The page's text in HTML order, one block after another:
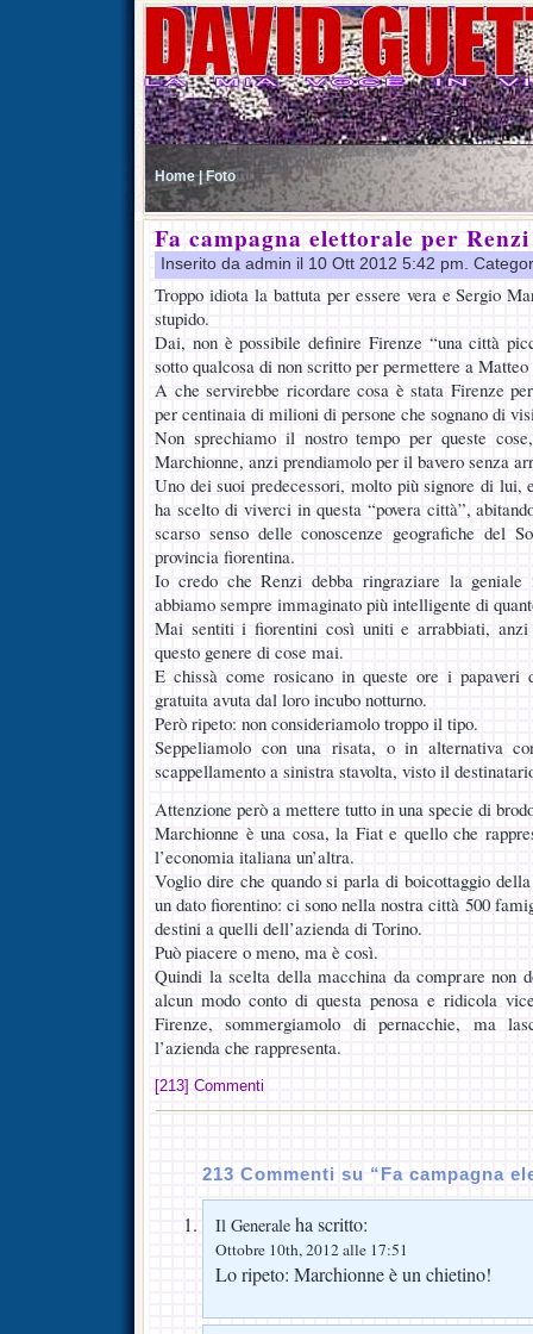
Home | Foto
Fa campagna elettorale per Renzi
Inserito da admin il 10 Ott 2012 5:42 pm.
Troppo idiota la battuta per essere vera e Sergio
stupido.
Dai, non è possibile definire Firenze “una città
sotto qualcosa di non scritto per permettere a
A che servirebbe ricordare cosa è stata Firenze
per centinaia di milioni di persone che sognano di
Non sprechiamo il nostro tempo per queste
Marchionne, anzi prendiamolo per il bavero senza
Uno dei suoi predecessori, molto più signore di lui,
ha scelto di viverci in questa “povera città”,
scarso senso delle conoscenze geografiche del
provincia fiorentina.
Io credo che Renzi debba ringraziare la
abbiamo sempre immaginato più intelligente di
Mai sentiti i fiorentini così uniti e arrabbiati,
questo genere di cose mai.
E chissà come rosicano in queste ore i
gratuita avuta dal loro incubo notturno.
Però ripeto: non consideriamolo troppo il tipo.
Seppeliamolo con una risata, o in alternativa
scappellamento a sinistra stavolta, visto il
Attenzione però a mettere tutto in una specie di
Marchionne è una cosa, la Fiat e quello che
l’economia italiana un’altra.
Voglio dire che quando si parla di boicottaggio
un dato fiorentino: ci sono nella nostra città 500
destini a quelli dell’azienda di Torino.
Può piacere o meno, ma è così.
Quindi la scelta della macchina da comprare non
alcun modo conto di questa penosa e ridicola
Firenze, sommergiamolo di pernacchie, ma
l’azienda che rappresenta.
[213] Commenti
213 Commenti su “Fa campagna
Il Generale ha scritto:
Ottobre 10th, 2012 alle 17:51
Lo ripeto: Marchionne è un chietino!